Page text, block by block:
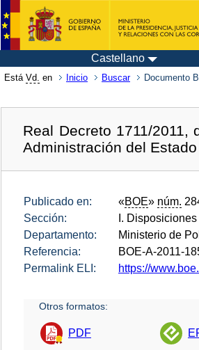
Castellano
Está Vd. en Inicio Buscar Documento
Real Decreto 1711/
Administración del
Publicado en: «BOE» núm.
Sección:
I.
Departamento:
Ministerio de
Referencia:
BOE-A-2011-
Permalink ELI:
https://
Otros formatos:
PDF